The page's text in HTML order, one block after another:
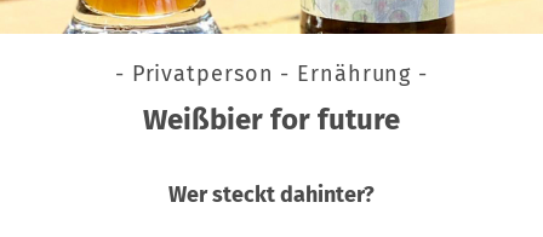
- Privatperson - Ernährung -
Weißbier for future
Wer steckt dahinter?